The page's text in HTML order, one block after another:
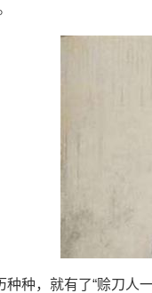
种种，就有了“赊刀人